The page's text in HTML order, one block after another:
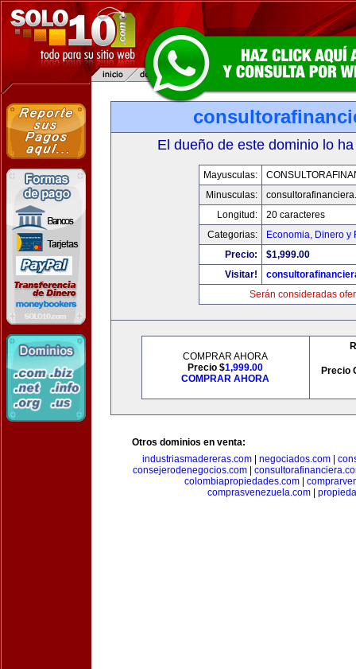
El dueño de este dominio lo
Mayusculas:
Minusculas:
Longitud:
20 caracteres
Categorias:
Economia, Dinero y
Precio:
$1,999.00
Visitar!
Serán consideradas
COMPRAR AHORA
Precio $1,999.00
COMPRAR AHORA
Precio
Otros dominios en venta:
industriasmadereras.com
negociados.com
consejerodenegocios.com
colombiapropiedades.com|
comprasvenezuela.com|